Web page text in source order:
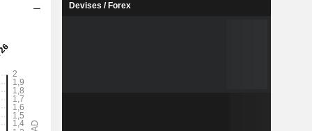
Devises / Forex